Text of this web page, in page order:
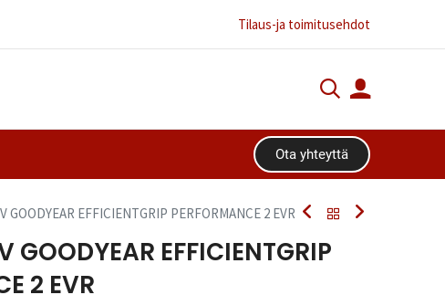
Tilaus-ja toimitusehdot
Ota yhteyttä​​​​
GOODYEAR EFFICIENTGRIP PERFORMANCE 2 EVR
GOODYEAR EFFICIENTGRIP
2 EVR